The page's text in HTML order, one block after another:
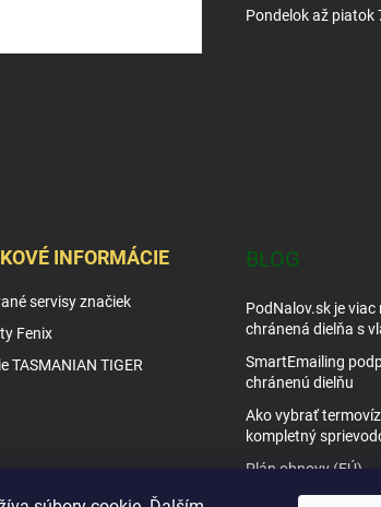
Pondelok až piatok
INFORMÁCIE
servisy značiek
Fenix
TASMANIAN TIGER
BLOG
PodNalov.sk je viac
chránená dielňa s
SmartEmailing
chránenú dielňu
Ako vybrať
kompletný
Plán obnovy (EÚ)
Tipy využitia